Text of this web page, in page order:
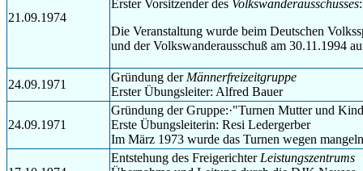
21.09.1974
Erster Vorsitzender des Volkswanderausschusses
Die Veranstaltung wurde beim Deutschen
und der Volkswanderausschuß am 30.11.1994
24.09.1971
Gründung der Männerfreizeitgruppe
Erster Übungsleiter: Alfred Bauer
24.09.1971
Gründung der Gruppe:·"Turnen Mutter und
Erste Übungsleiterin: Resi Ledergerber
Im März 1973 wurde das Turnen wegen
Entstehung des Freigerichter Leistungszentrums